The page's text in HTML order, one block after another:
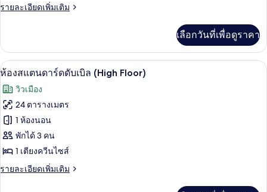
พี
บเบิล
(High
Floor)
รายละเอียดเพิ่มเติม
ราย
เกี่ยว
กับ
ห้อง
พี
เรียดั
บเบิล
(High
Floor)
เลือกวันที่เพื่อดูราคา
เปิด
ภาพถ่าย
ทั้งหมด
ของ
ห้อง
สแตนดาร์ด
ดับเบิล
5
ห้องสแตนดาร์ดดับเบิล (High Floor)
วิวเมือง
24 ตารางเมตร
1 ห้องนอน
พักได้ 3 คน
1 เตียงควีนไซส์
รายละเอียดเพิ่มเติม
ราย